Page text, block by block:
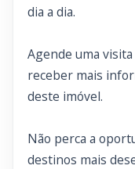
dia a dia.
Agende uma
receber mais
deste imóvel.
Não perca a
destinos mais